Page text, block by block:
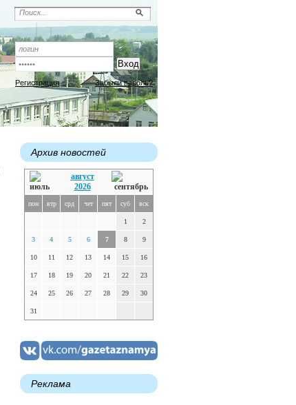
Регистрация Забыли пароль?
Архив новостей
август
2026
пон втр срд чет пят суб вск
1 2
3 4 5 6 7 8 9
10 11 12 13 14 15 16
17 18 19 20 21 22 23
24 25 26 27 28 29 30
31
Реклама